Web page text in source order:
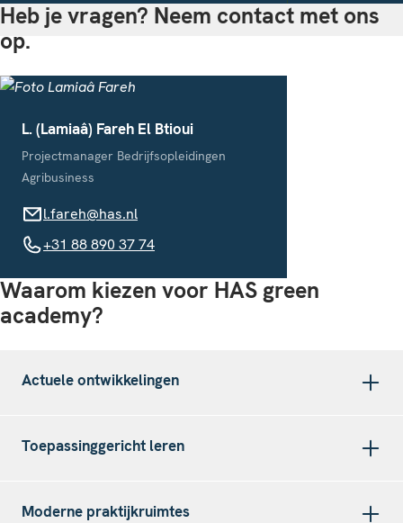
Heb je vragen? Neem contact met ons
op.
L. (Lamiaâ) Fareh El Btioui
Projectmanager Bedrijfsopleidingen
Agribusiness
l.fareh@has.nl
l.fareh@has.nl
+31 88 890 37 74
+31 88 890 37 74
Waarom kiezen voor HAS green
academy?
Actuele ontwikkelingen
Toepassinggericht leren
Moderne praktijkruimtes